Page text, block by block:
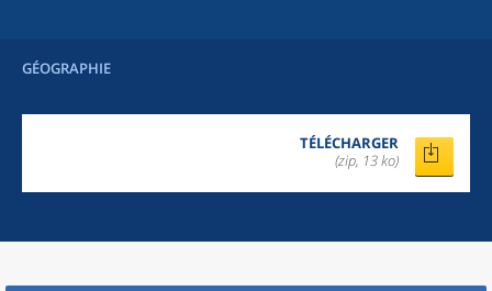
GÉOGRAPHIE
TÉLÉCHARGER
(zip, 13 ko)